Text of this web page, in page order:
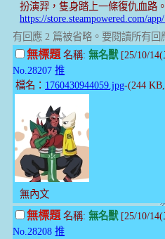
扮演羿，隻身踏上一條復仇血路。
https://store.steampowered.com/
有回應 2 篇被省略。要閱讀所有回
無標題名稱: 無名獸[25/10/14(
No.28207 推
檔名： 1760430944059.jpg-(244
無內文
無標題名稱: 無名獸[25/10/14(
No.28208 推